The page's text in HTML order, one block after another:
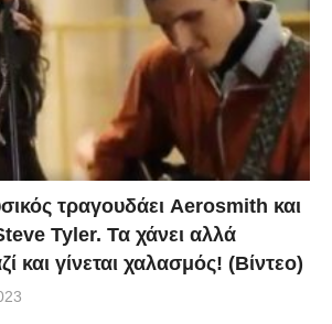
τραγουδάει Aerosmith και
Tyler. Τα χάνει αλλά
και γίνεται χαλασμός! (Βίντεο)